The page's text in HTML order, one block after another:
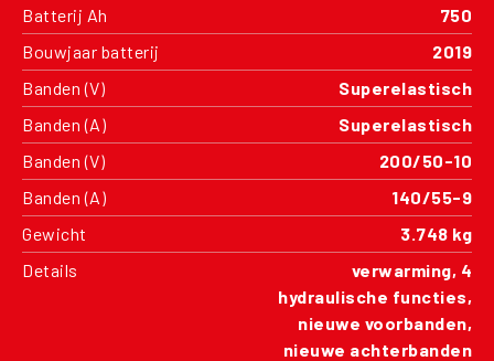
Batterij Ah
750
Bouwjaar batterij
2019
Banden (V)
Superelastisch
Banden (A)
Superelastisch
Banden (V)
200/50-10
Banden (A)
140/55-9
Gewicht
3.748 kg
Details
verwarming, 4
hydraulische functies,
nieuwe voorbanden,
nieuwe achterbanden